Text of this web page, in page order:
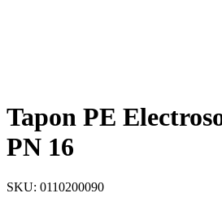
Tapon PE
PN 16
SKU: 0110200090